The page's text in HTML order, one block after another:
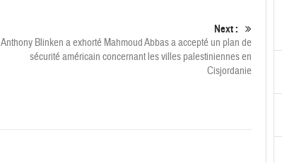
Next :
Anthony Blinken a exhorté Mahmoud Abbas a accepté un plan de
sécurité américain concernant les villes palestiniennes en
Cisjordanie